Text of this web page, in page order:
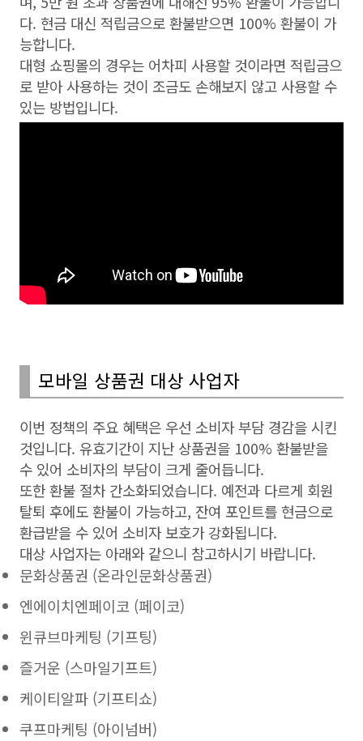
다. 현금 대신 적립금으로 환불받으면 100% 환불이 가
능합니다.
대형 쇼핑몰의 경우는 어차피 사용할 것이라면 적립금으
로 받아 사용하는 것이 조금도 손해보지 않고 사용할 수
있는 방법입니다.
모바일 상품권 대상 사업자
이번 정책의 주요 혜택은 우선 소비자 부담 경감을 시킨
것입니다. 유효기간이 지난 상품권을 100% 환불받을
수 있어 소비자의 부담이 크게 줄어듭니다.
또한 환불 절차 간소화되었습니다. 예전과 다르게 회원
탈퇴 후에도 환불이 가능하고, 잔여 포인트를 현금으로
환급받을 수 있어 소비자 보호가 강화됩니다.
대상 사업자는 아래와 같으니 참고하시기 바랍니다.
문화상품권 (온라인문화상품권)
엔에이치엔페이코 (페이코)
윈큐브마케팅 (기프팅)
즐거운 (스마일기프트)
케이티알파 (기프티쇼)
쿠프마케팅 (아이넘버)